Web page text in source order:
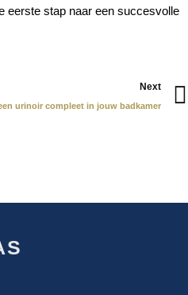
eerste stap naar een succesvolle
Next
urinoir compleet in jouw badkamer